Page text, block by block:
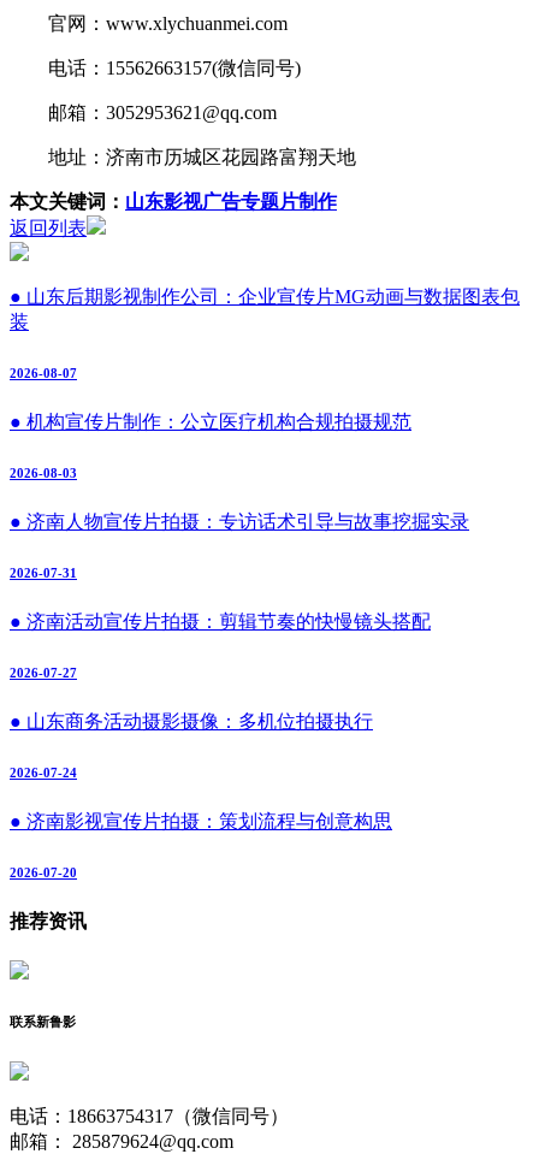
官网：www.xlychuanmei.com
电话：15562663157(微信同号)
邮箱：3052953621@qq.com
地址：济南市历城区花园路富翔天地
本文关键词： 山东影视广告专题片制作
返回列表
● 山东后期影视制作公司：企业宣传片MG动画与数据图表包
装
2026-08-07
● 机构宣传片制作：公立医疗机构合规拍摄规范
2026-08-03
● 济南人物宣传片拍摄：专访话术引导与故事挖掘实录
2026-07-31
● 济南活动宣传片拍摄：剪辑节奏的快慢镜头搭配
2026-07-27
● 山东商务活动摄影摄像：多机位拍摄执行
2026-07-24
● 济南影视宣传片拍摄：策划流程与创意构思
2026-07-20
推荐资讯
联系新鲁影
电话：18663754317（微信同号）
邮箱： 285879624@qq.com